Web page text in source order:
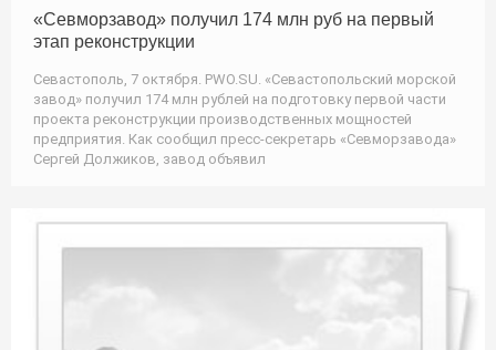
«Севморзавод» получил 174 млн руб на первый
этап реконструкции
Севастополь, 7 октября. PWO.SU. «Севастопольский морской
завод» получил 174 млн рублей на подготовку первой части
проекта реконструкции производственных мощностей
предприятия. Как сообщил пресс-секретарь «Севморзавода»
Сергей Должиков, завод объявил